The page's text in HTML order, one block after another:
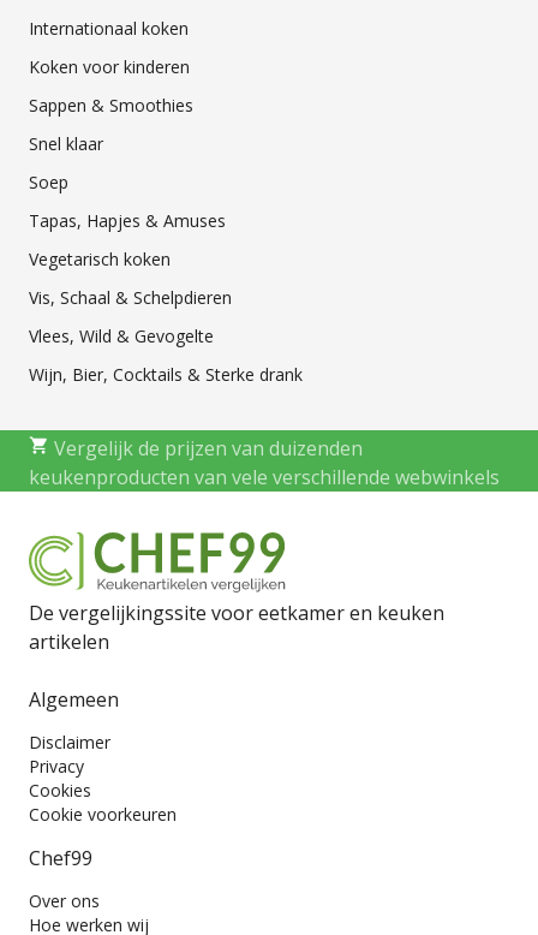
Internationaal koken
Koken voor kinderen
Sappen & Smoothies
Snel klaar
Soep
Tapas, Hapjes & Amuses
Vegetarisch koken
Vis, Schaal & Schelpdieren
Vlees, Wild & Gevogelte
Wijn, Bier, Cocktails & Sterke drank
Vergelijk de prijzen van duizenden
keukenproducten van vele verschillende webwinkels
De vergelijkingssite voor eetkamer en keuken
artikelen
Algemeen
Disclaimer
Privacy
Cookies
Cookie voorkeuren
Chef99
Over ons
Hoe werken wij